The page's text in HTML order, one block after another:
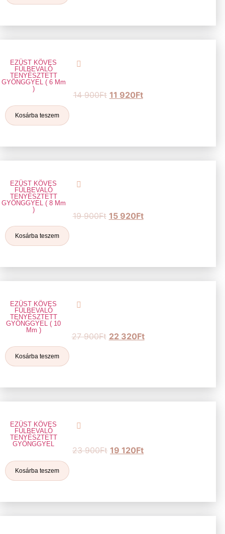
EZÜST KÖVES
FÜLBEVALÓ
TENYÉSZTETT
GYÖNGGYEL ( 6 Mm
)
14 900Ft 11 920Ft
Kosárba teszem
EZÜST KÖVES
FÜLBEVALÓ
TENYÉSZTETT
GYÖNGGYEL ( 8 Mm
)
19 900Ft 15 920Ft
Kosárba teszem
EZÜST KÖVES
FÜLBEVALÓ
TENYÉSZTETT
GYÖNGGYEL ( 10
Mm )
27 900Ft 22 320Ft
Kosárba teszem
EZÜST KÖVES
FÜLBEVALÓ
TENYÉSZTETT
GYÖNGGYEL
23 900Ft 19 120Ft
Kosárba teszem